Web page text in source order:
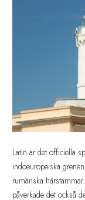
Latin är det officiella
indoeuropeiska
rumänska
påverkade det också